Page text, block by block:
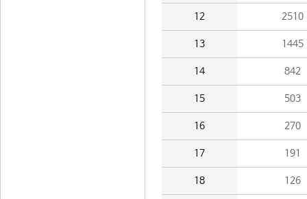
12 2510
13 1445
14 842
15 503
16 270
17 191
18 126